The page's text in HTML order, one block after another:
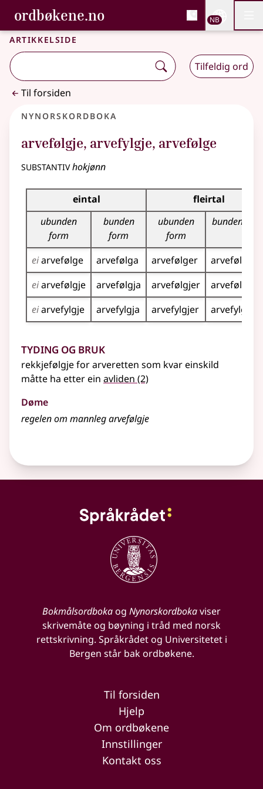
Gå til hovedinnhold
Tilgjengelighet
ordbøkene.no, Bokmålsordboka og
Bokmålsordboka og Nynorskordboka
NB
Artikkelside
Tilfeldig ord
Til forsiden
Nynorskordboka
arvefølgje, arvefylgje, arvefølge
substantivhokjønn
Bøyningstabell for dette substantivet
eintal
fleirtal
ubunden
form
bunden
form
ubunden
form
bunden
eiarvefølge arvefølga arvefølger
eiarvefølgje arvefølgja arvefølgjer
eiarvefylgje arvefylgja arvefylgjer
Tyding og bruk
rekkjefølgje for arveretten som kvar einskild
måtte ha etter ein avliden (2)
Døme
regelen om mannleg arvefølgje
Bokmålsordbokaog Nynorskordbokaviser
skrivemåte og bøyning i tråd med norsk
rettskrivning. Språkrådet og Universitetet i
Bergen står bak ordbøkene.
Til forsiden
Hjelp
Om ordbøkene
Innstillinger
Kontakt oss